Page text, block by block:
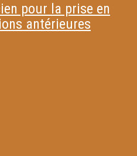
pour la prise en
antérieures